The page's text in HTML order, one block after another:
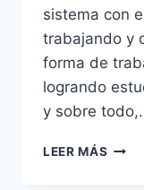
sistema con
trabajando y
forma de
logrando
y sobre
LEER MÁS LOS